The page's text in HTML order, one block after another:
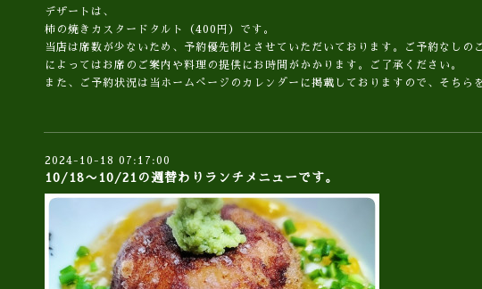
デザートは、
柿の焼きカスタードタルト（400円）です。
当店は席数が少ないため、予約優先制とさせていただいております。ご予約なしの
によってはお席のご案内や料理の提供にお時間がかかります。ご了承ください。
また、ご予約状況は当ホームぺージのカレンダーに掲載しておりますので、そちら
2024-10-18 07:17:00
10/18〜10/21の週替わりランチメニューです。